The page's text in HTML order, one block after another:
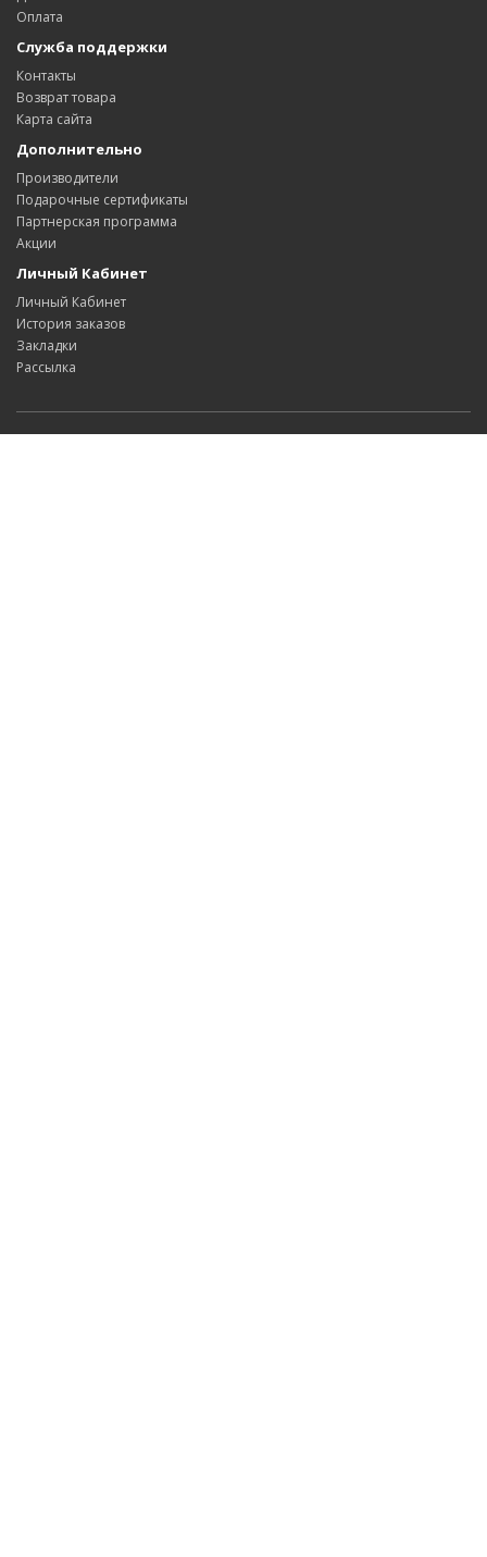
Оплата
Служба поддержки
Контакты
Возврат товара
Карта сайта
Дополнительно
Производители
Подарочные сертификаты
Партнерская программа
Акции
Личный Кабинет
Личный Кабинет
История заказов
Закладки
Рассылка